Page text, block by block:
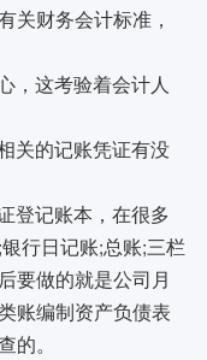
关财务会计标准，
，这考验着会计人
关的记账凭证有没
登记账本，在很多
行日记账;总账;三栏
要做的就是公司月
账编制资产负债表
。